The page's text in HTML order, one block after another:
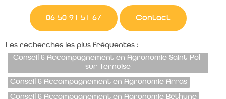
06 50 91 51 67 Contact
Les recherches les plus fréquentes :
Conseil & Accompagnement en Agronomie Saint-Pol-
sur-Ternoise
Conseil & Accompagnement en Agronomie Arras
Conseil & Accompagnement en Agronomie Béthune